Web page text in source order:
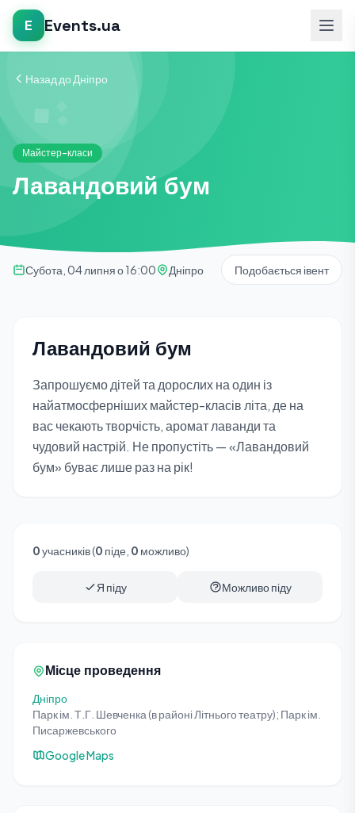
E Events.ua
Назад до Дніпро
Майстер-класи
Лавандовий бум
Субота, 04 липня о 16:00 Дніпро Подобається івент
Лавандовий бум
Запрошуємо дітей та дорослих на один із
найатмосферніших майстер-класів літа, де на
вас чекають творчість, аромат лаванди та
чудовий настрій. Не пропустіть — «Лавандовий
бум» буває лише раз на рік!
0учасників (0 піде, 0 можливо)
Я піду Можливо піду
Місце проведення
Дніпро
Парк ім. Т.Г. Шевченка (в районі Літнього театру); Парк ім.
Писаржевського
Google Maps